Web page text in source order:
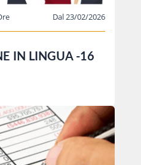
Dal 23/02/2026
IN LINGUA -16